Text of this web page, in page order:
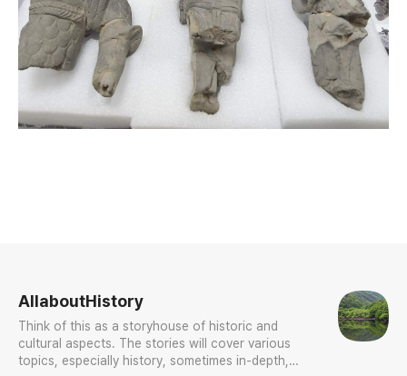
AllaboutHistory
Think of this as a storyhouse of historic and
cultural aspects. The stories will cover various
topics, especially history, sometimes in-depth,